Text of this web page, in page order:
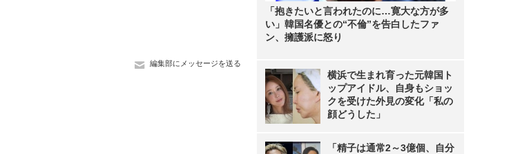
編集部にメッセージを送る
「抱きたいと言われたのに…寛大な方が多
い」韓国名優との“不倫”を告白したファ
ン、擁護派に怒り
横浜で生まれ育った元韓国ト
ップアイドル、自身もショッ
クを受けた外見の変化「私の
顔どうした」
「精子は通常2～3億個、自分